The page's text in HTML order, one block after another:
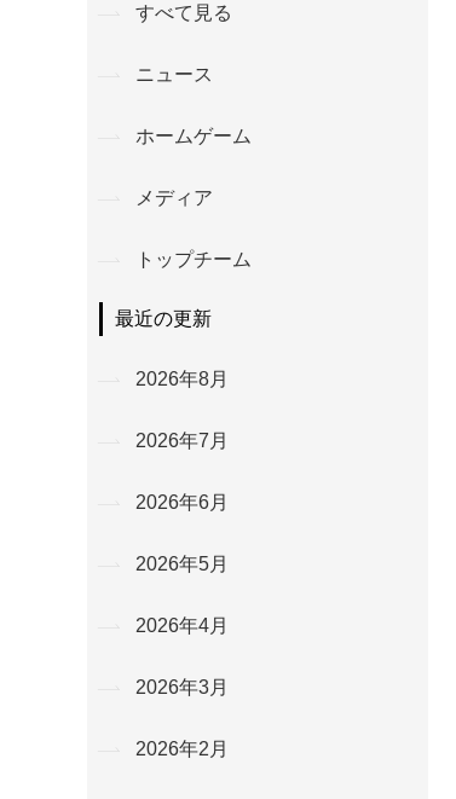
すべて見る
ニュース
ホームゲーム
メディア
トップチーム
最近の更新
2026年8月
2026年7月
2026年6月
2026年5月
2026年4月
2026年3月
2026年2月